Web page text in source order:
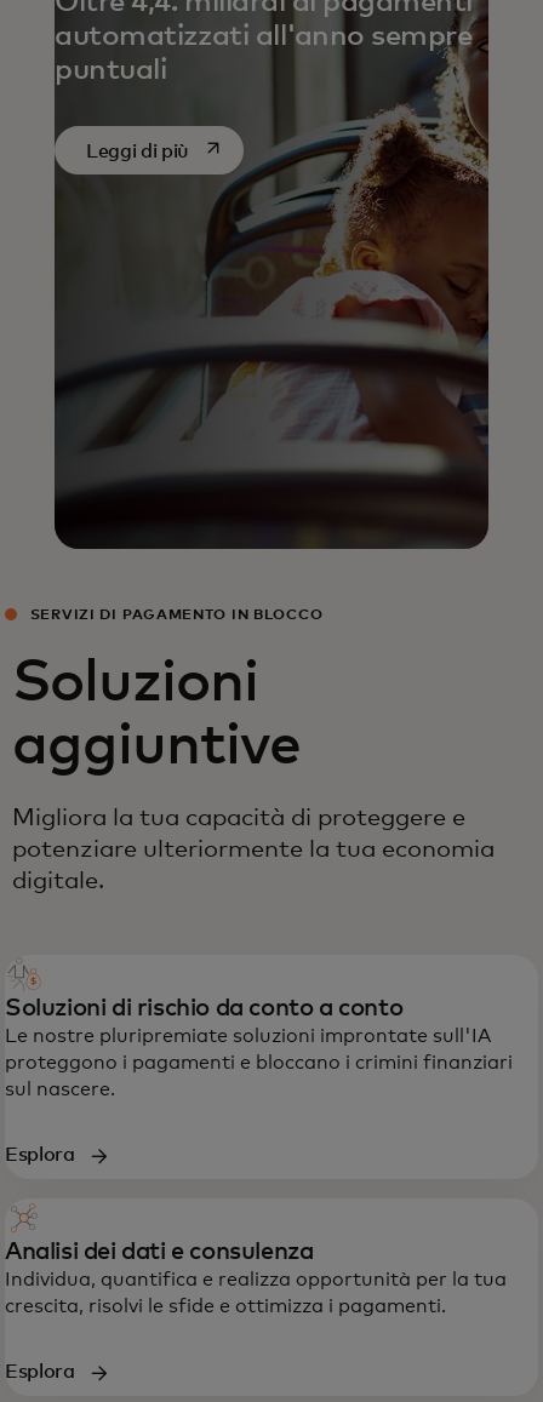
automatizzati all'anno sempre
puntuali
Leggi di più si apre in una nuova scheda
SERVIZI DI PAGAMENTO IN BLOCCO
Soluzioni
aggiuntive
Migliora la tua capacità di proteggere e
potenziare ulteriormente la tua economia
digitale.
Soluzioni di rischio da conto a conto
Le nostre pluripremiate soluzioni improntate sull'IA
proteggono i pagamenti e bloccano i crimini finanziari
sul nascere.
Esplora
Analisi dei dati e consulenza
Individua, quantifica e realizza opportunità per la tua
crescita, risolvi le sfide e ottimizza i pagamenti.
Esplora